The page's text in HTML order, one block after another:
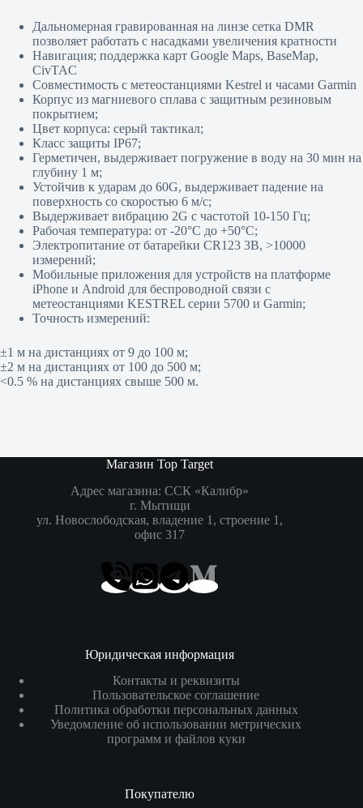
Дальномерная гравированная на линзе сетка DMR
позволяет работать с насадками увеличения кратности
Навигация; поддержка карт Google Maps, BaseMap,
CivTAC
Совместимость с метеостанциями Kestrel и часами Garmin
Корпус из магниевого сплава с защитным резиновым
покрытием;
Цвет корпуса: серый тактикал;
Класс защиты IP67;
Герметичен, выдерживает погружение в воду на 30 мин на
глубину 1 м;
Устойчив к ударам до 60G, выдерживает падение на
поверхность со скоростью 6 м/с;
Выдерживает вибрацию 2G с частотой 10-150 Гц;
Рабочая температура: от -20°С до +50°С;
Электропитание от батарейки CR123 3В, >10000
измерений;
Мобильные приложения для устройств на платформе
iPhone и Android для беспроводной связи с
метеостанциями KESTREL серии 5700 и Garmin;
Точность измерений:
±1 м на дистанциях от 9 до 100 м;
±2 м на дистанциях от 100 до 500 м;
<0.5 % на дистанциях свыше 500 м.
Магазин Top Target
Адрес магазина: ССК «Калибр»
г. Мытищи
ул. Новослободская, владение 1, строение 1,
офис 317
Юридическая информация
Контакты и реквизиты
Пользовательское соглашение
Политика обработки персональных данных
Уведомление об использовании метрических
программ и файлов куки
Покупателю